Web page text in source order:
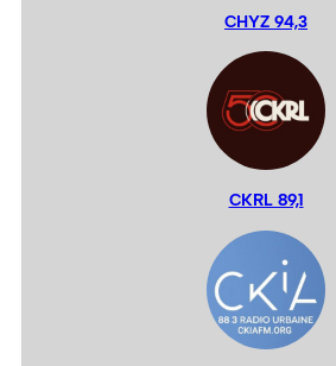
CHYZ 94,3
CKRL 89,1